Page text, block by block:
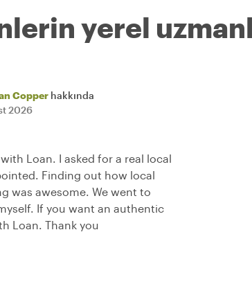
yerel
Copper hakkında
2026
Loan. I asked for a real local
Finding out how local
was awesome. We went to
If you want an authentic
Loan. Thank you